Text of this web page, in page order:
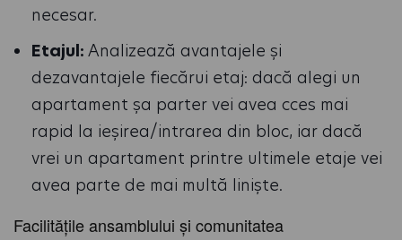
necesar.
Etajul: Analizează avantajele și
dezavantajele fiecărui etaj: dacă alegi un
apartament șa parter vei avea cces mai
rapid la ieșirea/intrarea din bloc, iar dacă
vrei un apartament printre ultimele etaje vei
avea parte de mai multă liniște.
Facilitățile ansamblului și comunitatea